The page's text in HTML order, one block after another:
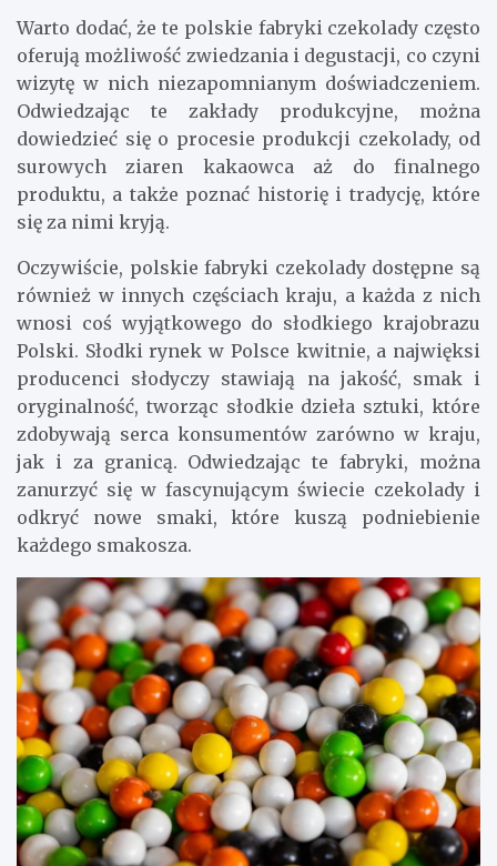
Warto dodać, że te polskie fabryki czekolady często
oferują możliwość zwiedzania i degustacji, co czyni
wizytę w nich niezapomnianym doświadczeniem.
Odwiedzając te zakłady produkcyjne, można
dowiedzieć się o procesie produkcji czekolady, od
surowych ziaren kakaowca aż do finalnego
produktu, a także poznać historię i tradycję, które
się za nimi kryją.
Oczywiście, polskie fabryki czekolady dostępne są
również w innych częściach kraju, a każda z nich
wnosi coś wyjątkowego do słodkiego krajobrazu
Polski. Słodki rynek w Polsce kwitnie, a najwięksi
producenci słodyczy stawiają na jakość, smak i
oryginalność, tworząc słodkie dzieła sztuki, które
zdobywają serca konsumentów zarówno w kraju,
jak i za granicą. Odwiedzając te fabryki, można
zanurzyć się w fascynującym świecie czekolady i
odkryć nowe smaki, które kuszą podniebienie
każdego smakosza.